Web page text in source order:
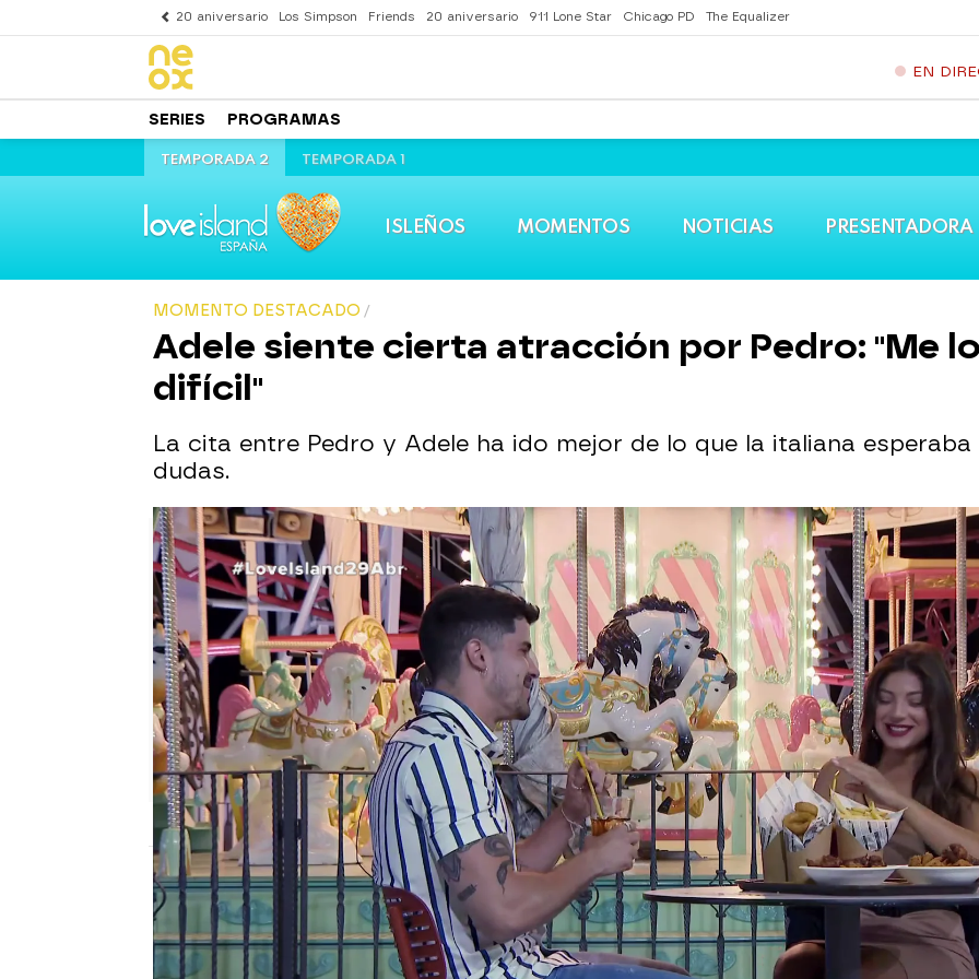
20 aniversario Los Simpson Friends 20 aniversario 911 Lone Star Chicago PD The Equalizer
EN
SERIES PROGRAMAS
TEMPORADA 2 TEMPORADA 1
ISLEÑOS MOMENTOS NOTICIAS PRESENTADORA
MOMENTO DESTACADO
Adele siente cierta atracción por Pedro: "Me
difícil"
La cita entre Pedro y Adele ha ido mejor de lo que la italiana
dudas.
neox
Publicado: 29 de abril de 2021, 21:34
WhatsappFacebook
X